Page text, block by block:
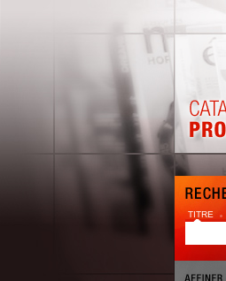
TITRE